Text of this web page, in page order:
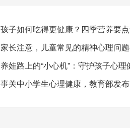
孩子如何吃得更健康？四季营养要
家长注意，儿童常见的精神心理问
事关中小学生心理健康，教育部发布